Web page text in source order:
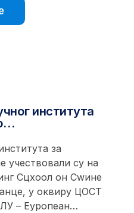
института
за
учествовали су на
Сцхоол он Сwине
у оквиру ЦОСТ
– Еуропеан…